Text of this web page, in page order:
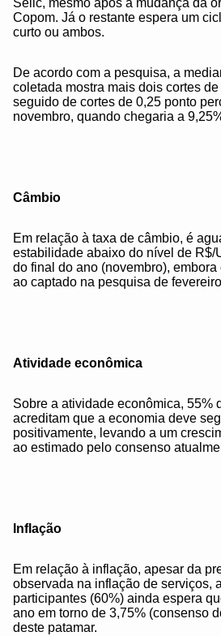
Selic, mesmo após a mudança da
Copom. Já o restante espera um
curto ou ambos.
De acordo com a pesquisa, a
coletada mostra mais dois cortes
seguido de cortes de 0,25 ponto
novembro, quando chegaria a
Câmbio
Em relação à taxa de câmbio, é
estabilidade abaixo do nível de R$/
do final do ano (novembro),
ao captado na pesquisa de
Atividade econômica
Sobre a atividade econômica, 55%
acreditam que a economia deve
positivamente, levando a um
ao estimado pelo consenso
Inflação
Em relação à inflação, apesar da
observada na inflação de serviços,
participantes (60%) ainda espera
ano em torno de 3,75% (consenso
deste patamar.